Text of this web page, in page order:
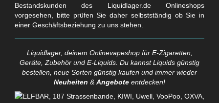
Bestandskunden des Liquidlager.de Onlineshops
vorgesehen, bitte prüfen Sie daher selbstständig ob Sie in
einer Geschäftsbeziehung zu uns stehen.
Liquidlager, deinem Onlinevapeshop für E-Zigaretten,
Geräte, Zubehör und E-Liquids. Du kannst Liquids günstig
bestellen, neue Sorten günstig kaufen und immer wieder
Neuheiten & Angebote entdecken!